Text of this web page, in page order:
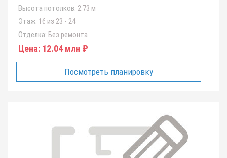
Высота потолков: 2.73 м
Этаж: 16 из 23 - 24
Отделка: Без ремонта
Цена: 12.04 млн ₽
Посмотреть планировку